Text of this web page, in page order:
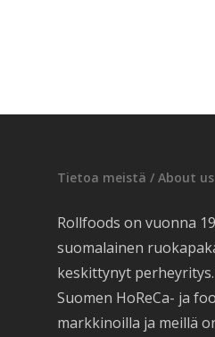
Tietoa meistä / About us
Rollfoods on vuonna
suomalainen
keskittynyt
Suomen HoReCa- ja
markkinoilla ja meillä